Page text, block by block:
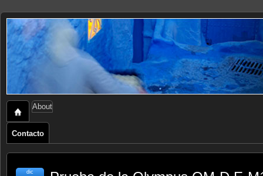
About
Contacto
dic